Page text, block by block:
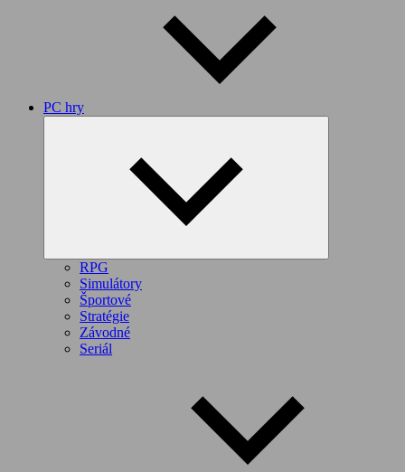
PC hry
RPG
Simulátory
Športové
Stratégie
Závodné
Seriál